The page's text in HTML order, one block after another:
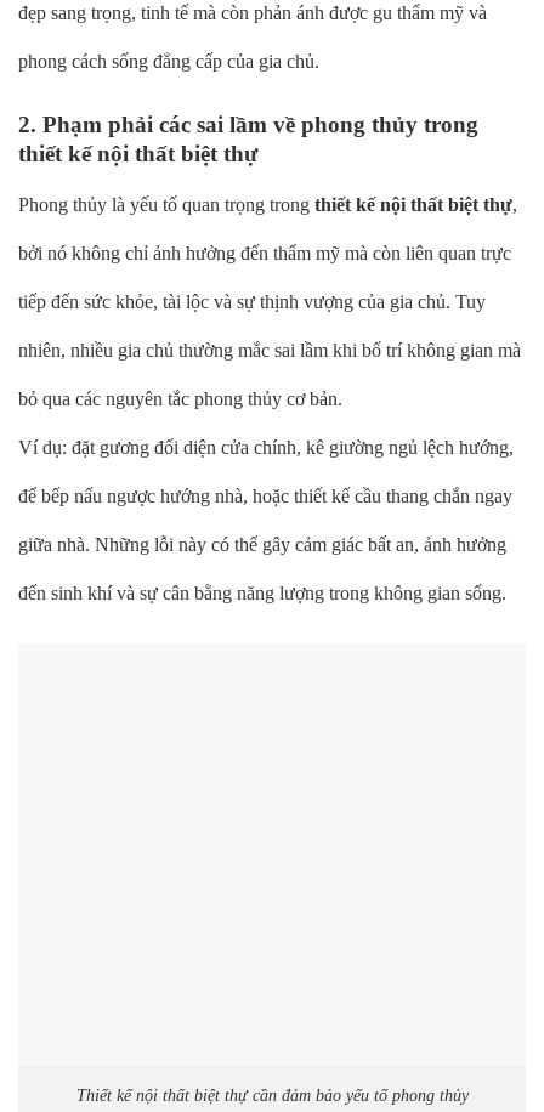
đẹp sang trọng, tinh tế mà còn phản ánh được gu thẩm mỹ và
phong cách sống đẳng cấp của gia chủ.
2. Phạm phải các sai lầm về phong thủy trong
thiết kế nội thất biệt thự
Phong thủy là yếu tố quan trọng trong thiết kế nội thất biệt thự,
bởi nó không chỉ ảnh hưởng đến thẩm mỹ mà còn liên quan trực
tiếp đến sức khỏe, tài lộc và sự thịnh vượng của gia chủ. Tuy
nhiên, nhiều gia chủ thường mắc sai lầm khi bố trí không gian mà
bỏ qua các nguyên tắc phong thủy cơ bản.
Ví dụ: đặt gương đối diện cửa chính, kê giường ngủ lệch hướng,
để bếp nấu ngược hướng nhà, hoặc thiết kế cầu thang chắn ngay
giữa nhà. Những lỗi này có thể gây cảm giác bất an, ảnh hưởng
đến sinh khí và sự cân bằng năng lượng trong không gian sống.
Thiết kế nội thất biệt thự cần đảm bảo yếu tố phong thủy